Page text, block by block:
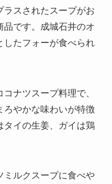
ラスされたスープがお
です。成城石井のオ
したフォーが食べられ
ナツスープ料理で、
ろやかな味わいが特徴
タイの生姜、ガイは鶏
ルクスープに食べや